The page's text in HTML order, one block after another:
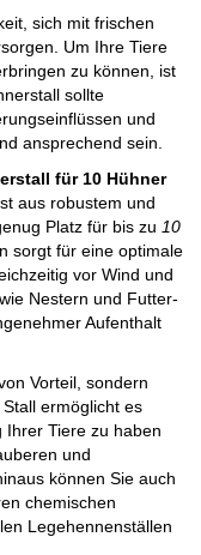
sich mit frischen
Um Ihre Tiere
zu können, ist
sollte
und
ansprechend sein.
für 10 Hühner
aus robustem und
Platz für bis zu 10
sorgt für eine optimale
vor Wind und
Nestern und Futter-
Aufenthalt
Vorteil, sondern
ermöglicht es
Ihrer Tiere zu haben
und
können Sie auch
chemischen
Legehennenställen